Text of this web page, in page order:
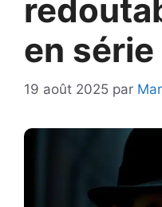
en
19 août 2025 par